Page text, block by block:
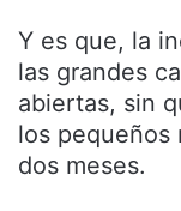
Y es que, la
las grandes
abiertas, sin
los pequeños
dos meses.